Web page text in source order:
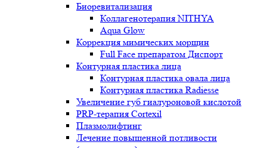
Биоревитализация
Коллагенотерапия NITHYA
Aqua Glow
Коррекция мимических морщин
Full Face препаратом Диспорт
Контурная пластика лица
Контурная пластика овала лица
Контурная пластика Radiesse
Увеличение губ гиалуроновой кислотой
PRP-терапия Cortexil
Плазмолифтинг
Лечение повышенной потливости